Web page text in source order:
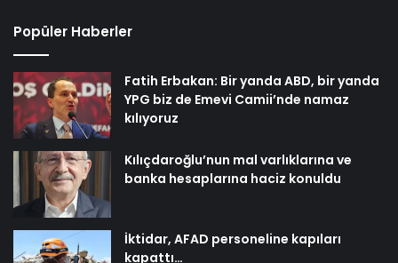
Popüler Haberler
Fatih Erbakan: Bir yanda ABD, bir yanda
YPG biz de Emevi Camii’nde namaz
kılıyoruz
Kılıçdaroğlu’nun mal varlıklarına ve
banka hesaplarına haciz konuldu
İktidar, AFAD personeline kapıları
kapattı…